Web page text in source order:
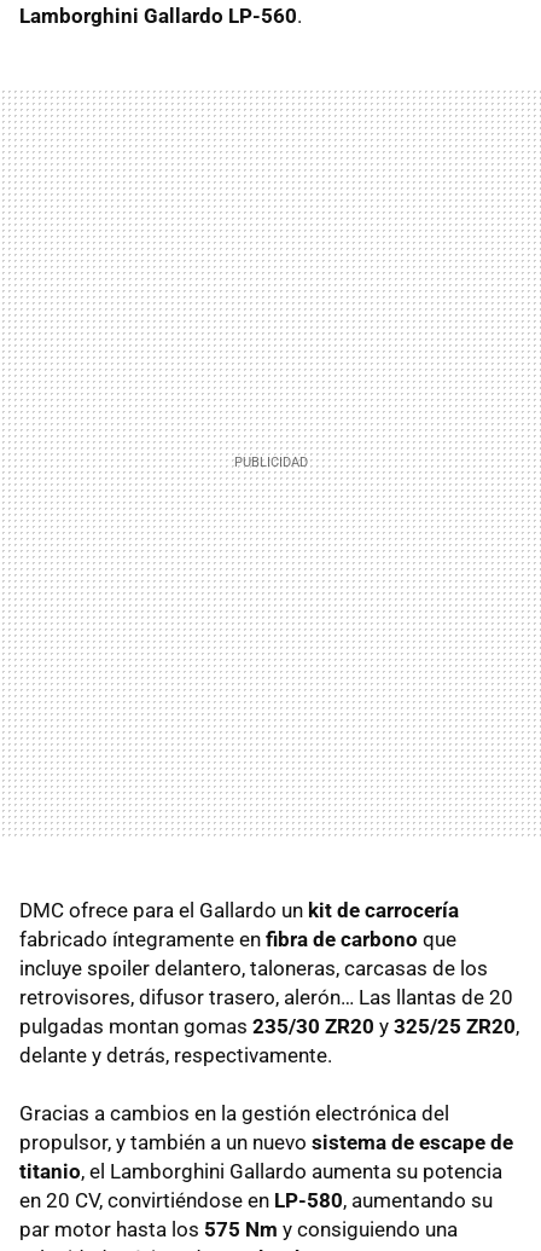
Lamborghini Gallardo LP-560.
DMC ofrece para el Gallardo un kit de carrocería
fabricado íntegramente en fibra de carbono que
incluye spoiler delantero, taloneras, carcasas de los
retrovisores, difusor trasero, alerón… Las llantas de 20
pulgadas montan gomas 235/30 ZR20 y 325/25 ZR20,
delante y detrás, respectivamente.
Gracias a cambios en la gestión electrónica del
propulsor, y también a un nuevo sistema de escape de
titanio, el Lamborghini Gallardo aumenta su potencia
en 20 CV, convirtiéndose en LP-580, aumentando su
par motor hasta los 575 Nm y consiguiendo una